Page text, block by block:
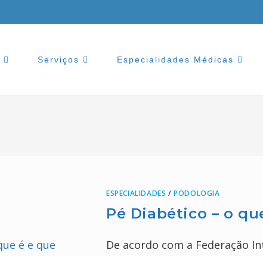
Serviços Especialidades Médicas
ESPECIALIDADES /PODOLOGIA
Pé Diabético – o
De acordo com a Federação